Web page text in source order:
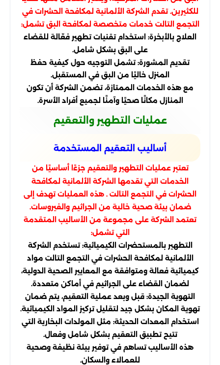
للكثيرين. تقدم الشركة الألمانية لمكافحة الحشرات في
التجمع التالت خدمات متخصصة لمكافحة البق تشمل:
العلاج بالأبخرة: استخدام تقنيات تطهير فعّالة للقضاء
على البق بشكل شامل.
تقديم المشورة: تشمل التوجيه حول كيفية حفظ
المنزل خاليًا من البق في المستقبل.
مع هذه الخدمات الممتازة، تضمن الشركة أن تكون
المنازل مكانًا صحيًا وآمنًا لجميع أفراد الأسرة.
عمليات التطهير والتعقيم
أساليب التعقيم المستخدمة
تعتبر عمليات التطهير والتعقيم جزءًا أساسيًا من
الخدمات التي تقدمها الشركة الألمانية لمكافحة
الحشرات في التجمع التالت . هذه العمليات تهدف إلى
ضمان بيئة صحية خالية من الجراثيم والفيروسات.
تعتمد الشركة على مجموعة من الأساليب المتقدمة
التي تشمل:
التطهير بالمستحضرات الكيميائية: تستخدم الشركة
الألمانية لمكافحة الحشرات في التجمع التالت مواد
كيميائية فعالة ومتوافقة مع المعايير الصحية الدولية،
لضمان القضاء على الجراثيم في أماكن متعددة.
التهوية الجيدة: قبل وبعد عملية التعقيم، يتم ضمان
تهوية المكان بشكل جيد لتقليل تركيز المواد الكيميائية.
استخدام المعدات الحديثة: مثل المولدات البخارية التي
تتيح تطبيق التعقيم بشكل شامل وفعال.
هذه الأساليب تساهم في توفير بيئة نظيفة وصحية
للعمالاء والسكان.